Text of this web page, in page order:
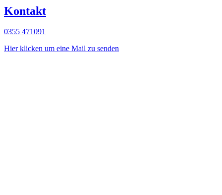
Kontakt
0355 471091
Hier klicken um eine Mail zu senden